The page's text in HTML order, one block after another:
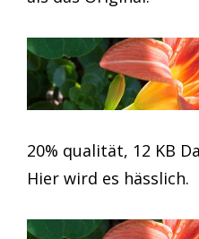
20% qualität, 12 KB
Hier wird es hässlich.